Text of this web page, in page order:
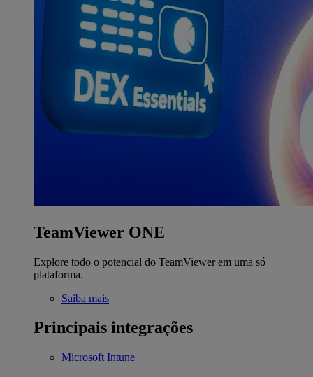
TeamViewer ONE
Explore todo o potencial do TeamViewer em uma só
plataforma.
Saiba mais
Principais integrações
Microsoft Intune